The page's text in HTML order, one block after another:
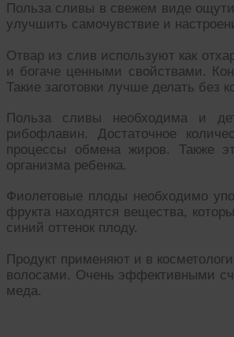
Польза сливы в свежем виде
улучшить самочувствие и
Отвар из слив используют как
и богаче ценными свойствами.
Такие заготовки лучше делать без
Польза сливы необходима и
рибофлавин. Достаточное
процессы обмена жиров. Также
организма ребенка.
Фиолетовые плоды необходимо
фрукта находятся вещества,
синий оттенок плоду.
Продукт применяют и в
волосами. Очень эффективными
меда.